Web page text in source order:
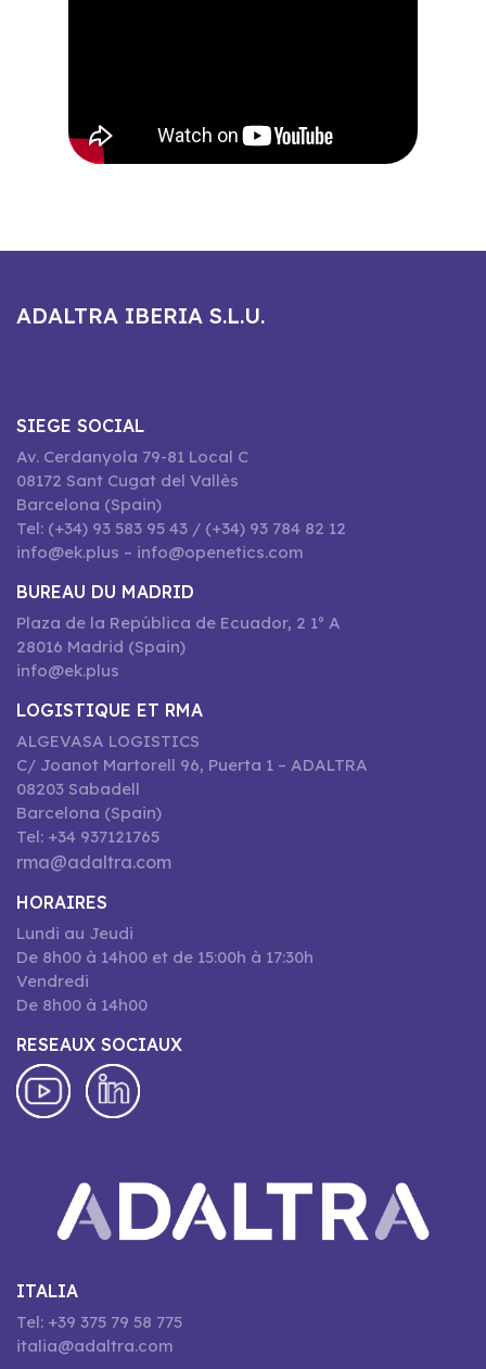
ADALTRA IBERIA S.L.U.
SIEGE SOCIAL
Av. Cerdanyola 79-81 Local C
08172 Sant Cugat del Vallès
Barcelona (Spain)
Tel: (+34) 93 583 95 43 / (+34) 93 784 82 12
info@ek.plus – info@openetics.com
BUREAU DU MADRID
Plaza de la República de Ecuador, 2 1º A
28016 Madrid (Spain)
info@ek.plus
LOGISTIQUE ET RMA
ALGEVASA LOGISTICS
C/ Joanot Martorell 96, Puerta 1 – ADALTRA
08203 Sabadell
Barcelona (Spain)
Tel: +34 937121765
rma@adaltra.com
HORAIRES
Lundi au Jeudi
De 8h00 à 14h00 et de 15:00h à 17:30h
Vendredi
De 8h00 à 14h00
RESEAUX SOCIAUX
ITALIA
Tel: +39 375 79 58 775
italia@adaltra.com